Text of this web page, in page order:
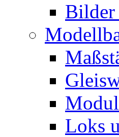
Bilder
Loks